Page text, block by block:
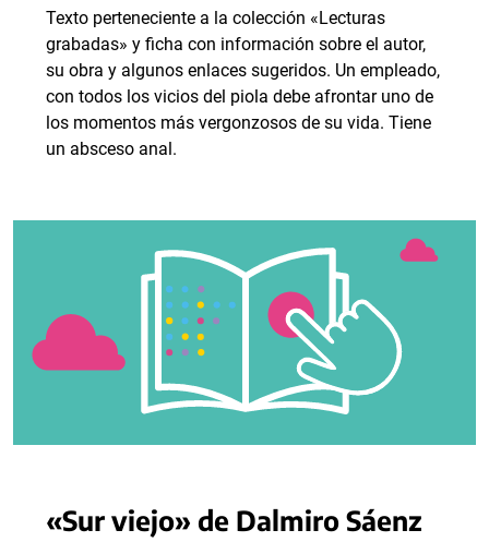
Texto perteneciente a la colección «Lecturas
grabadas» y ficha con información sobre el autor,
su obra y algunos enlaces sugeridos. Un empleado,
con todos los vicios del piola debe afrontar uno de
los momentos más vergonzosos de su vida. Tiene
un absceso anal.
«Sur viejo» de Dalmiro Sáenz